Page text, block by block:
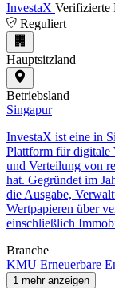
InvestaX Verifizierte
Reguliert
Hauptsitzland
Betriebsland
Singapur
InvestaX ist eine in
Plattform für digitale
und Verteilung von
hat. Gegründet im
die Ausgabe,
Wertpapieren über
einschließlich
Branche
KMU Erneuerbare
1 mehr anzeigen